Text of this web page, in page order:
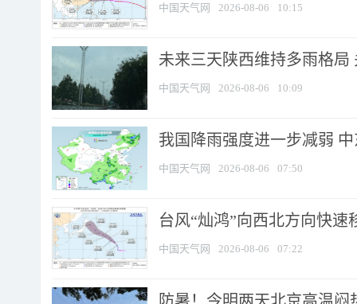
中国天气网 2026-08-06 10:15
未来三天陕西维持多雨格局
中国天气网 2026-08-06 10:09
我国降雨强度进一步减弱
中国天气网 2026-08-06 07:50
台风“灿鸿”向西北方向快
中国天气网 2026-08-06 07:22